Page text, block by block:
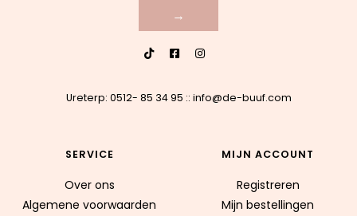
→
Ureterp: 0512- 85 34 95 :: info@de-buuf.com
SERVICE
Over ons
Algemene voorwaarden
MIJN ACCOUNT
Registreren
Mijn bestellingen